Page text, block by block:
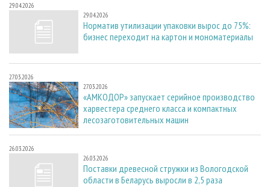
29.04.2026
29.04.2026
Норматив утилизации упаковки вырос до 75%:
бизнес переходит на картон и мономатериалы
27.03.2026
27.03.2026
«АМКОДОР» запускает серийное производство
харвестера среднего класса и компактных
лесозаготовительных машин
26.03.2026
26.03.2026
Поставки древесной стружки из Вологодской
области в Беларусь выросли в 2,5 раза